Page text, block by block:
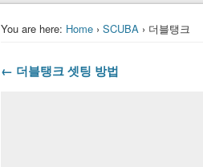
You are here: Home› SCUBA› 더블탱크
← 더블탱크 셋팅 방법